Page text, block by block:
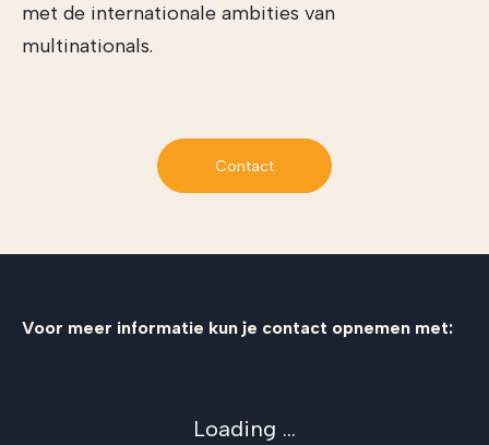
met de internationale ambities van
multinationals.
Contact
Voor meer informatie kun je contact opnemen met:
Loading ...